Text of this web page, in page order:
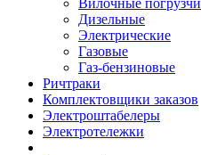
Вилочные
Дизельные
Электрические
Газовые
Газ-бензиновые
Ричтраки
Комплектовщики заказов
Электроштабелеры
Электротележки